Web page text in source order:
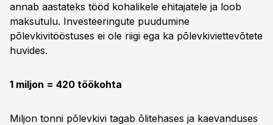
annab aastateks tööd kohalikele ehitajatele ja loob
maksutulu. Investeeringute puudumine
põlevkivitööstuses ei ole riigi ega ka põlevkiviettevõtete
huvides.
1 miljon = 420 töökohta
Miljon tonni põlevkivi tagab õlitehases ja kaevanduses